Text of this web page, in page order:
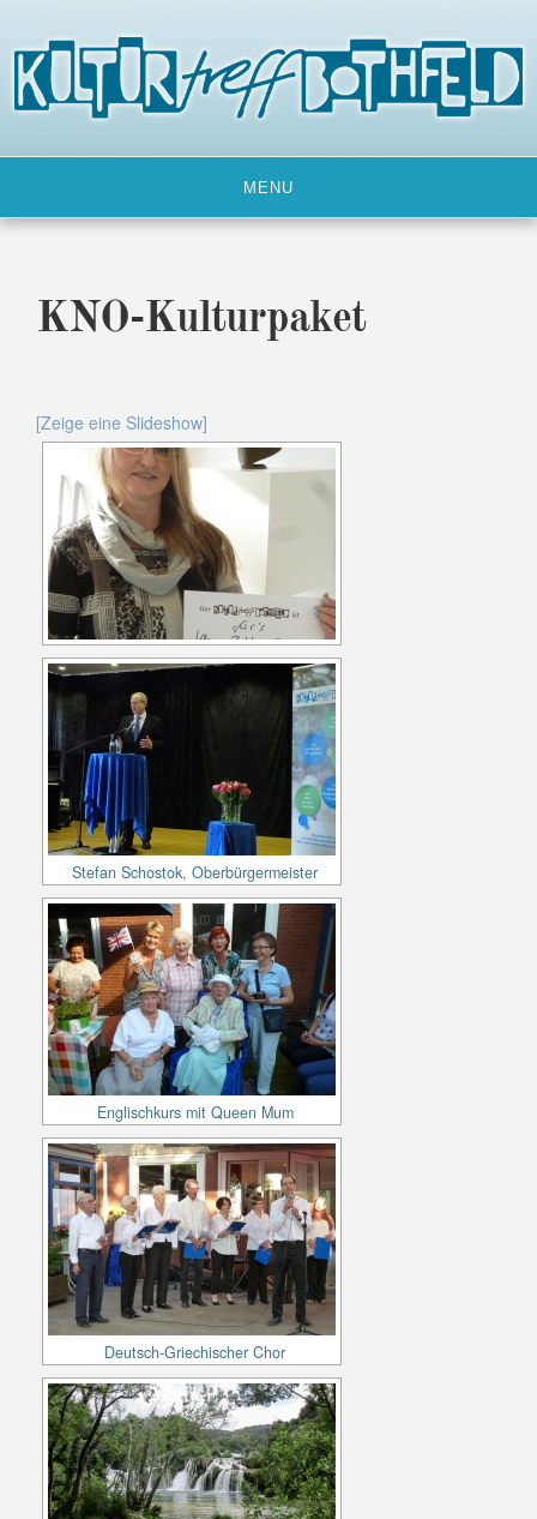
content
MENU
KNO-Kulturpaket
[Zeige eine Slideshow]
Stefan Schostok, Oberbürgermeister
Englischkurs mit Queen Mum
Deutsch-Griechischer Chor